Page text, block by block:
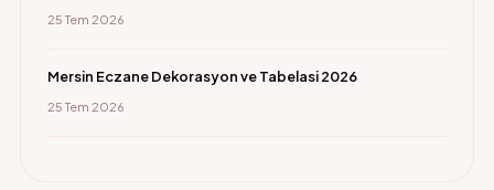
25 Tem 2026
Mersin Eczane Dekorasyon ve Tabelasi 2026
25 Tem 2026